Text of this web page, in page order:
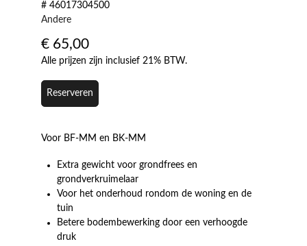
# 46017304500
Andere
€ 65,00
Alle prijzen zijn inclusief 21% BTW.
Reserveren
Voor BF-MM en BK-MM
Extra gewicht voor grondfrees en
grondverkruimelaar
Voor het onderhoud rondom de woning en de
tuin
Betere bodembewerking door een verhoogde
druk